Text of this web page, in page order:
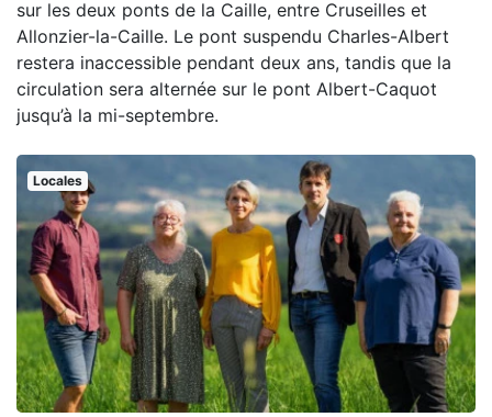
sur les deux ponts de la Caille, entre Cruseilles et
Allonzier-la-Caille. Le pont suspendu Charles-Albert
restera inaccessible pendant deux ans, tandis que la
circulation sera alternée sur le pont Albert-Caquot
jusqu’à la mi-septembre.
Locales